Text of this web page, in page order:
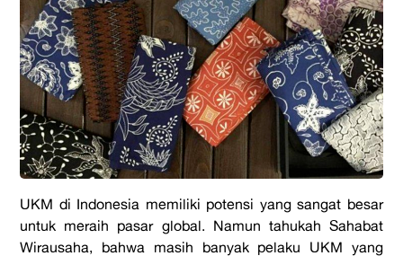
UKM di Indonesia memiliki potensi yang sangat besar
untuk meraih pasar global. Namun tahukah Sahabat
Wirausaha, bahwa masih banyak pelaku UKM yang